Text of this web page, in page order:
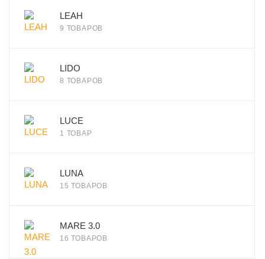
LEAH
9 ТОВАРОВ
LIDO
8 ТОВАРОВ
LUCE
1 ТОВАР
LUNA
15 ТОВАРОВ
MARE 3.0
16 ТОВАРОВ